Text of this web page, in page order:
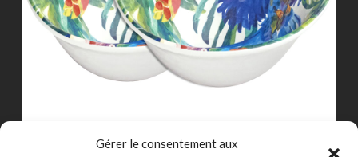
Gérer le consentement aux